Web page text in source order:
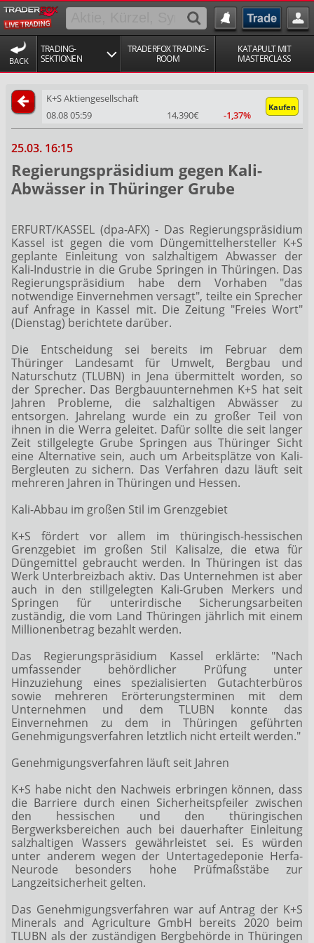
BACK
TRADING-
SEKTIONEN
TRADERFOX TRADING-
ROOM
KATAPULT MIT
MASTERCLASS
K+S Aktiengesellschaft
Kaufen
08.08 05:59 14,390€ -1,37%
25.03. 16:15
Regierungspräsidium gegen Kali-
Abwässer in Thüringer Grube
ERFURT/KASSEL (dpa-AFX) - Das Regierungspräsidium
Kassel ist gegen die vom Düngemittelhersteller K+S
geplante Einleitung von salzhaltigem Abwasser der
Kali-Industrie in die Grube Springen in Thüringen. Das
Regierungspräsidium habe dem Vorhaben "das
notwendige Einvernehmen versagt", teilte ein Sprecher
auf Anfrage in Kassel mit. Die Zeitung "Freies Wort"
(Dienstag) berichtete darüber.
Die Entscheidung sei bereits im Februar dem
Thüringer Landesamt für Umwelt, Bergbau und
Naturschutz (TLUBN) in Jena übermittelt worden, so
der Sprecher. Das Bergbauunternehmen K+S hat seit
Jahren Probleme, die salzhaltigen Abwässer zu
entsorgen. Jahrelang wurde ein zu großer Teil von
ihnen in die Werra geleitet. Dafür sollte die seit langer
Zeit stillgelegte Grube Springen aus Thüringer Sicht
eine Alternative sein, auch um Arbeitsplätze von Kali-
Bergleuten zu sichern. Das Verfahren dazu läuft seit
mehreren Jahren in Thüringen und Hessen.
Kali-Abbau im großen Stil im Grenzgebiet
K+S fördert vor allem im thüringisch-hessischen
Grenzgebiet im großen Stil Kalisalze, die etwa für
Düngemittel gebraucht werden. In Thüringen ist das
Werk Unterbreizbach aktiv. Das Unternehmen ist aber
auch in den stillgelegten Kali-Gruben Merkers und
Springen für unterirdische Sicherungsarbeiten
zuständig, die vom Land Thüringen jährlich mit einem
Millionenbetrag bezahlt werden.
Das Regierungspräsidium Kassel erklärte: "Nach
umfassender behördlicher Prüfung unter
Hinzuziehung eines spezialisierten Gutachterbüros
sowie mehreren Erörterungsterminen mit dem
Unternehmen und dem TLUBN konnte das
Einvernehmen zu dem in Thüringen geführten
Genehmigungsverfahren letztlich nicht erteilt werden."
Genehmigungsverfahren läuft seit Jahren
K+S habe nicht den Nachweis erbringen können, dass
die Barriere durch einen Sicherheitspfeiler zwischen
den hessischen und den thüringischen
Bergwerksbereichen auch bei dauerhafter Einleitung
salzhaltigen Wassers gewährleistet sei. Es würden
unter anderem wegen der Untertagedeponie Herfa-
Neurode besonders hohe Prüfmaßstäbe zur
Langzeitsicherheit gelten.
Das Genehmigungsverfahren war auf Antrag der K+S
Minerals and Agriculture GmbH bereits 2020 beim
TLUBN als der zuständigen Bergbehörde in Thüringen